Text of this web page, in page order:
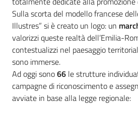
Sulla scorta del modello francese
Illustres” si è creato un logo: un
valorizzi queste realtà dell’Emilia-
contestualizzi nel paesaggio
sono immerse.
Ad oggi sono66 le strutture
campagne di riconoscimento e
avviate in base alla legge regionale: